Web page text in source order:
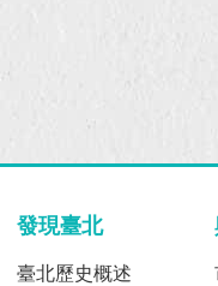
發現臺北
臺北歷史概述